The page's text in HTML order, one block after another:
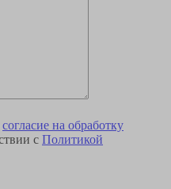
согласие на обработку
с Политикой